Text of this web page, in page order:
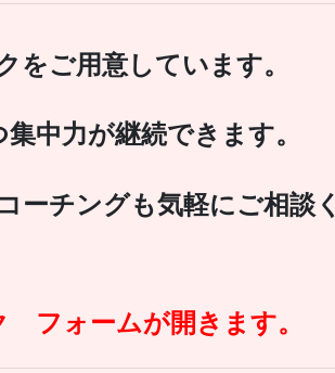
をご用意しています。
中力が継続できます。
ーチングも気軽にご相談く
フォームが開きます。